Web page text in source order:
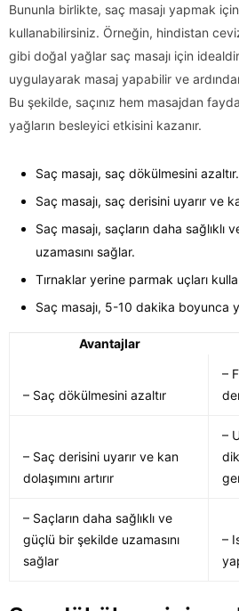
Bununla birlikte, saç masajı yapmak
kullanabilirsiniz. Örneğin, hindistan
gibi doğal yağlar saç masajı için
uygulayarak masaj yapabilir ve
Bu şekilde, saçınız hem masajdan
yağların besleyici etkisini kazanır.
Saç masajı, saç dökülmesini azaltır.
Saç masajı, saç derisini uyarır ve
Saç masajı, saçların daha sağlıklı
uzamasını sağlar.
Tırnaklar yerine parmak uçları
Saç masajı, 5-10 dakika boyunca
Avantajlar
– Saç dökülmesini azaltır
–
– Saç derisini uyarır ve kan
dolaşımını artırır
–
– Saçların daha sağlıklı ve
güçlü bir şekilde uzamasını
sağlar
–